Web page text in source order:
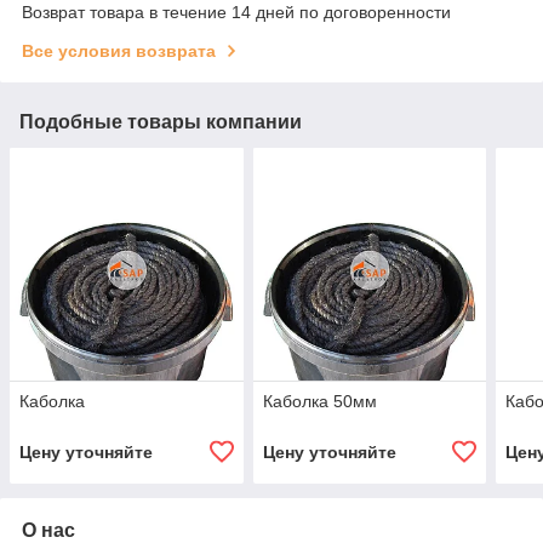
Возврат товара в течение 14 дней по договоренности
Все условия возврата
Подобные товары компании
Каболка
Цену уточняйте
Каболка 50мм
Цену уточняйте
О нас